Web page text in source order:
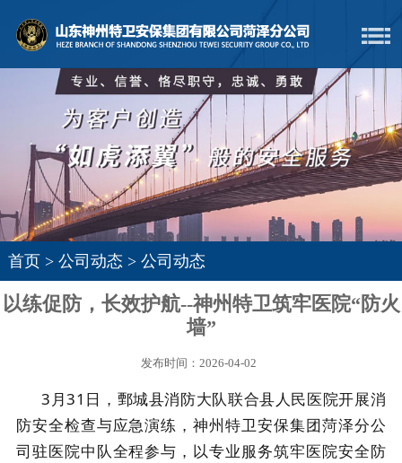
首页> 公司动态 > 公司动态
以练促防，长效护航--神州特卫筑牢医院“防火
墙”
发布时间：2026-04-02
3 月31 日，鄄城县消防大队联合县人民医院开展消
防安全检查与应急演练，神州特卫安保集团菏泽分公
司驻医院中队全程参与，以专业服务筑牢医院安全防